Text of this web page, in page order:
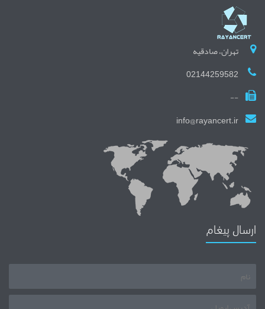
تهران، صادقیه
02144259582
--
info@rayancert.ir
ارسال پیغام